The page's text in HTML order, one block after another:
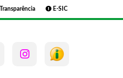
Transparência E-SIC